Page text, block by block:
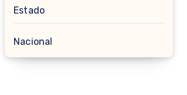
Estado
Nacional